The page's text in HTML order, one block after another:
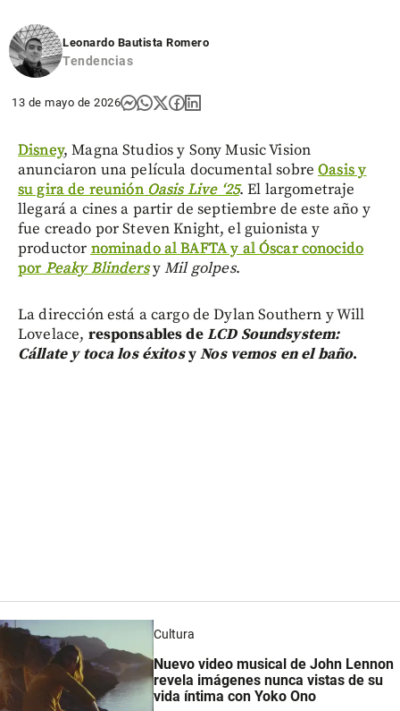
Leonardo Bautista Romero
Tendencias
13 de mayo de 2026
Disney, Magna Studios y Sony Music Vision
anunciaron una película documental sobreOasis y
su gira de reunión Oasis Live ‘25. El largometraje
llegará a cines a partir de septiembre de este año y
fue creado por Steven Knight, el guionista y
productor nominado al BAFTA y al Óscar conocido
por Peaky BlindersyMil golpes.
La dirección está a cargo de Dylan Southern y Will
Lovelace, responsables deLCD Soundsystem:
Cállate y toca los éxitosyNos vemos en el baño.
Cultura
Nuevo video musical de John Lennon
revela imágenes nunca vistas de su
vida íntima con Yoko Ono